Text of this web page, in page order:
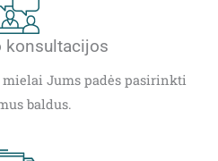
konsultacijos
Jums padės pasirinkti
baldus.